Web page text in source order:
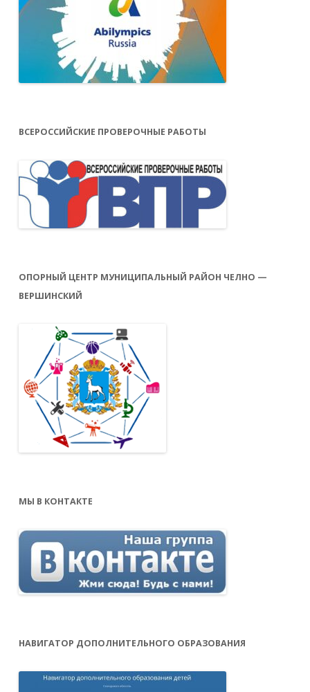
ВСЕРОССИЙСКИЕ ПРОВЕРОЧНЫЕ РАБОТЫ
ОПОРНЫЙ ЦЕНТР МУНИЦИПАЛЬНЫЙ РАЙОН ЧЕЛНО —
ВЕРШИНСКИЙ
МЫ В КОНТАКТЕ
НАВИГАТОР ДОПОЛНИТЕЛЬНОГО ОБРАЗОВАНИЯ